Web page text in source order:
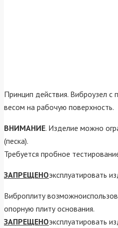
Принцип действия. Виброузел
весом на рабочую поверхность.
ВНИМАНИЕ. Изделие можно
(песка).
Требуется пробное
ЗАПРЕЩЕНОэксплуатировать
Виброплиту
опорную плиту основания.
ЗАПРЕЩЕНОэксплуатировать